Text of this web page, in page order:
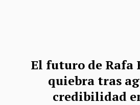
El futuro de Rafa
quiebra tras
credibilidad